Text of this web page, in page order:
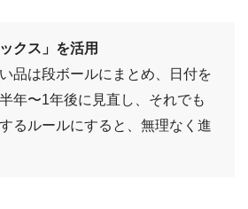
クス」を活用
品は段ボールにまとめ、日付を
年〜1年後に見直し、それでも
るルールにすると、無理なく進